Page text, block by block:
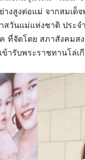
สูงต่อแม่ จากสมเด็
สวันแม่แห่งชาติ ประ
ค ที่จัดโดย สภาสังคม
ข้ารับพระราชทานโล่